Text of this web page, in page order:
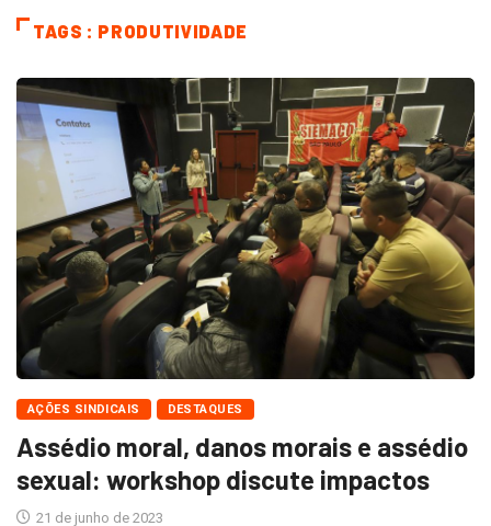
TAGS : PRODUTIVIDADE
AÇÕES SINDICAIS DESTAQUES
Assédio moral, danos morais e assédio
sexual: workshop discute impactos
21 de junho de 2023